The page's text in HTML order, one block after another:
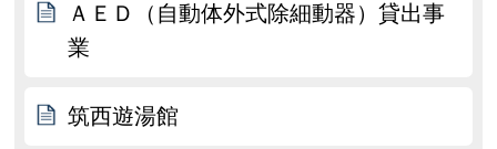
ＡＥＤ（自動体外式除細動器）貸出事
業
筑西遊湯館